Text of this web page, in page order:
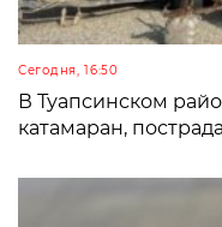
Сегодня, 16:50
В Туапсинском
катамаран,